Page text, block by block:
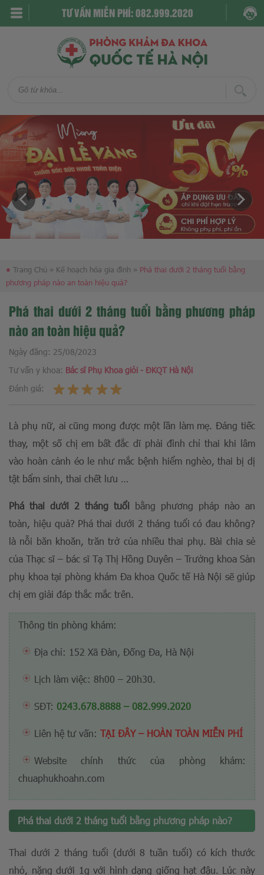
TƯ VẤN MIỄN PHÍ: 082.999.2020
● Trang Chủ » Kế hoạch hóa gia đình » Phá thai dưới 2 tháng tuổi bằng
phương pháp nào an toàn hiệu quả?
Phá thai dưới 2 tháng tuổi bằng phương pháp
nào an toàn hiệu quả?
Ngày đăng: 25/08/2023
Tư vấn y khoa: Bác sĩ Phụ Khoa giỏi - ĐKQT Hà Nội
Đánh giá:
Là phụ nữ, ai cũng mong được một lần làm mẹ. Đáng tiếc
thay, một số chị em bất đắc dĩ phải đình chỉ thai khi lâm
vào hoàn cảnh éo le như mắc bệnh hiểm nghèo, thai bị dị
tật bẩm sinh, thai chết lưu …
Phá thai dưới 2 tháng tuổi bằng phương pháp nào an
toàn, hiệu quả? Phá thai dưới 2 tháng tuổi có đau không?
là nỗi băn khoăn, trăn trở của nhiều thai phụ. Bài chia sẻ
của Thạc sĩ – bác sĩ Tạ Thị Hồng Duyên – Trưởng khoa Sản
phụ khoa tại phòng khám Đa khoa Quốc tế Hà Nội sẽ giúp
chị em giải đáp thắc mắc trên.
Thông tin phòng khám:
Địa chỉ: 152 Xã Đàn, Đống Đa, Hà Nội
Lịch làm việc: 8h00 – 20h30.
SĐT: 0243.678.8888 –082.999.2020
Liên hệ tư vấn: TẠI ĐÂY – HOÀN TOÀN MIỄN PHÍ
Website chính thức của phòng khám:
chuaphukhoahn.com
Phá thai dưới 2 tháng tuổi bằng phương pháp nào?
Thai dưới 2 tháng tuổi (dưới 8 tuần tuổi) có kích thước
nhỏ, nặng dưới 1g với hình dạng giống hạt đậu. Lúc này